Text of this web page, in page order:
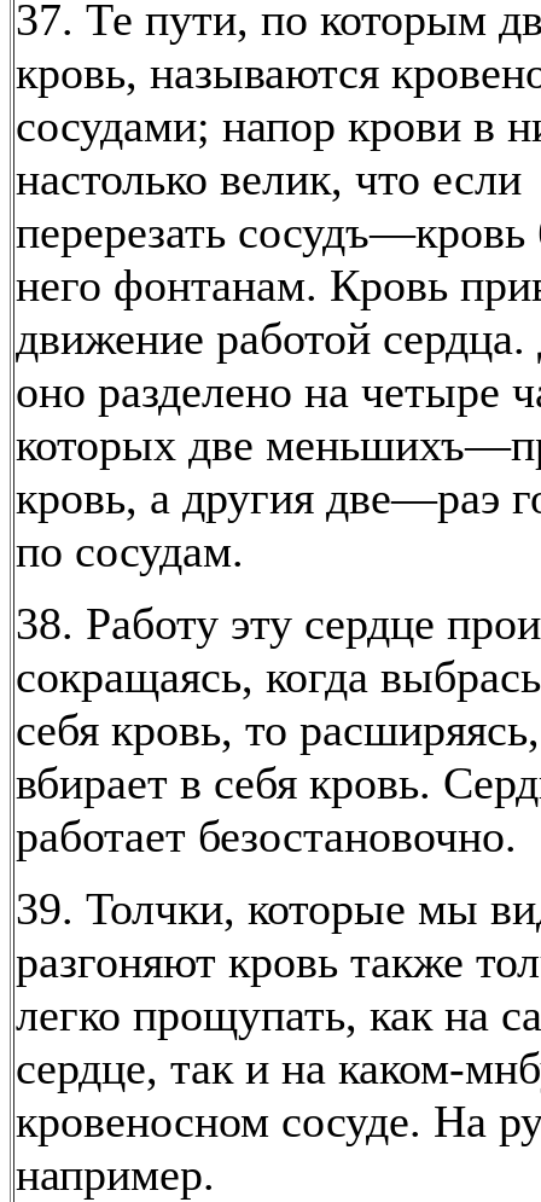
37. Те пути, по которым
кровь, называются
сосудами; напор крови в
настолько велик, что если
перерезать сосудъ—кровь
него фонтанам. Кровь
движение работой сердца.
оно разделено на четыре
которых две
кровь, а другия две—раэ
по сосудам.
38. Работу эту сердце
сокращаясь, когда
себя кровь, то
вбирает в себя кровь.
работает безостановочно.
39. Толчки, которые мы
разгоняют кровь также
легко прощупать, как на
сердце, так и на каком-
кровеносном сосуде. На
например.